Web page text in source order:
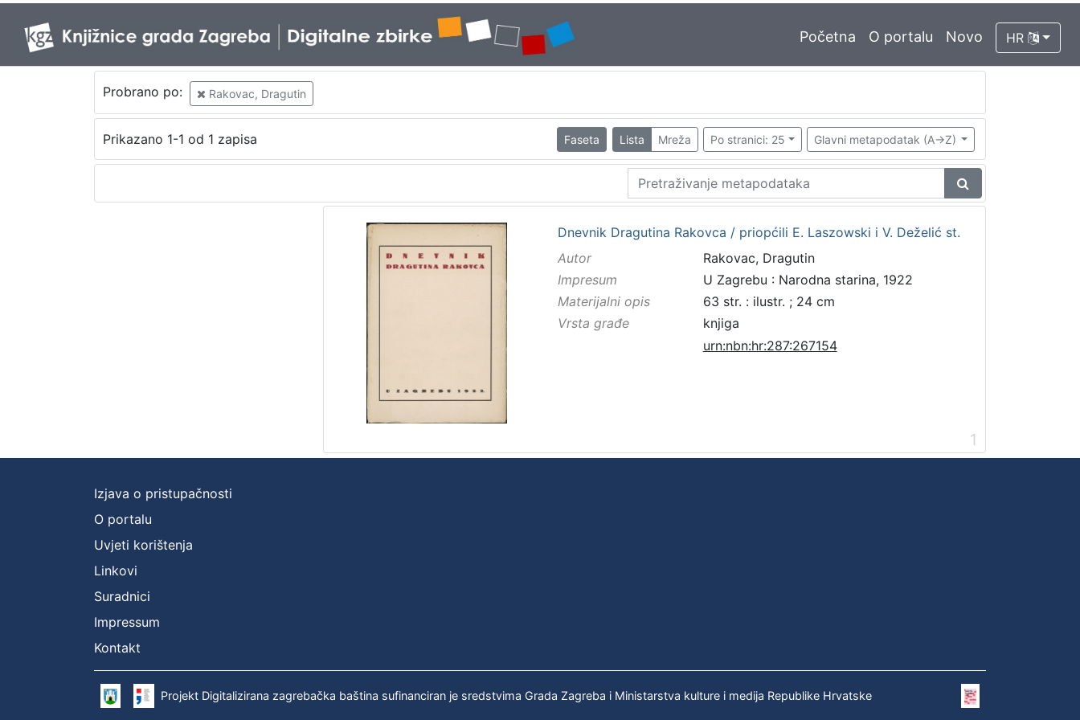
Početna O portalu Novo HR
Probrano po: Rakovac, Dragutin
Prikazano 1-1 od 1 zapisa Faseta Lista Mreža Po stranici: 25 Glavni metapodatak (A->Z)
Dnevnik Dragutina Rakovca / priopćili E. Laszowski i V. Deželić st.
Autor
Rakovac, Dragutin
Impresum
U Zagrebu : Narodna starina, 1922
Materijalni opis
63 str. : ilustr. ; 24 cm
Vrsta građe
knjiga
urn:nbn:hr:287:267154
1
Izjava o pristupačnosti
O portalu
Uvjeti korištenja
Linkovi
Suradnici
Impressum
Kontakt
Projekt Digitalizirana zagrebačka baština sufinanciran je sredstvima Grada Zagreba i Ministarstva kulture i medija Republike Hrvatske